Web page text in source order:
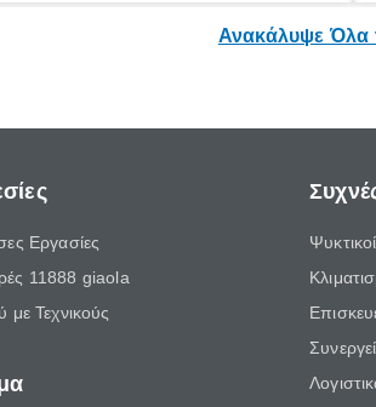
Ανακάλυψε Όλα
Εργασίες
11888 giaola
με Τεχνικούς
Ψυκτικοί